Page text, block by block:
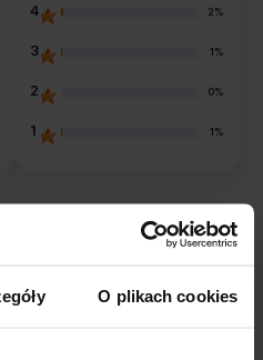
O plikach cookies
4 2%
3 1%
2 0%
1 1%
filtry